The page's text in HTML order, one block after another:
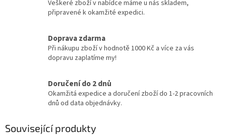
Veškeré zboží v nabídce máme u nás skladem,
připravené k okamžité expedici.
Doprava zdarma
Při nákupu zboží v hodnotě 1000 Kč a více za vás
dopravu zaplatíme my!
Doručení do 2 dnů
Okamžitá expedice a doručení zboží do 1-2 pracovních
dnů od data objednávky.
Související produkty